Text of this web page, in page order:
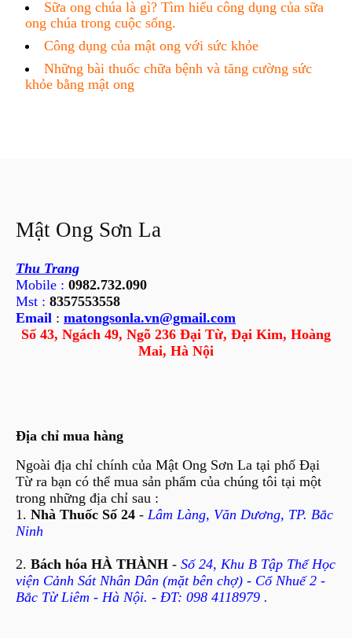
Sữa ong chúa là gì? Tìm hiểu công dụng của sữa
ong chúa trong cuộc sống.
Công dụng của mật ong với sức khỏe
Những bài thuốc chữa bệnh và tăng cường sức
khỏe bằng mật ong
Mật Ong Sơn La
Thu Trang
Mobile : 0982.732.090
Mst : 8357553558
Email : matongsonla.vn@gmail.com
Số 43, Ngách 49, Ngõ 236 Đại Từ, Đại Kim, Hoàng
Mai, Hà Nội
Địa chỉ mua hàng
Ngoài địa chỉ chính của Mật Ong Sơn La tại phố Đại
Từ ra bạn có thể mua sản phẩm của chúng tôi tại một
trong những địa chỉ sau :
1. Nhà Thuốc Số 24 - Lâm Làng, Văn Dương, TP. Bắc
Ninh
2. Bách hóa HÀ THÀNH - Số 24, Khu B Tập Thể Học
viện Cảnh Sát Nhân Dân (mặt bên chợ) - Cổ Nhuế 2 -
Bắc Từ Liêm - Hà Nội. - ĐT: 098 4118979 .